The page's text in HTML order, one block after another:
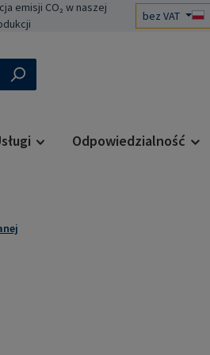
emisji CO₂ w naszej
bez VAT
Odpowiedzialność